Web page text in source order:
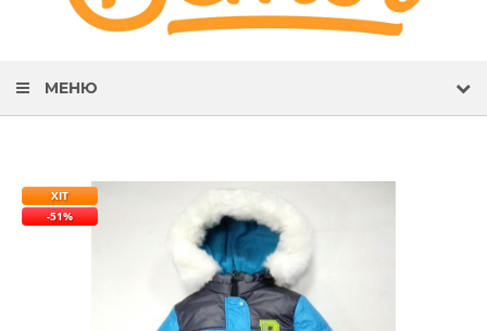
МЕНЮ
ХІТ
-51%